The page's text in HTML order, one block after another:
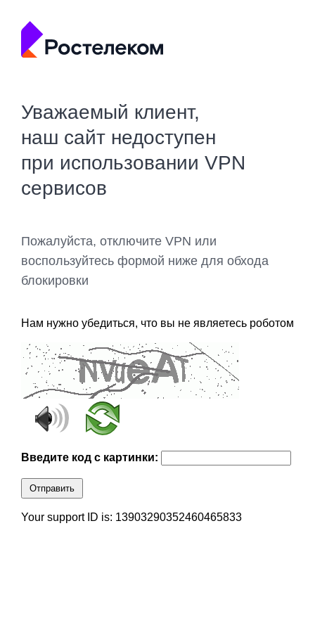
Уважаемый клиент,
наш сайт недоступен
при использовании VPN
сервисов
Пожалуйста, отключите VPN или
воспользуйтесь формой ниже для обхода
блокировки
Нам нужно убедиться, что вы не являетесь роботом
Введите код с картинки:
Отправить
Your support ID is: 13903290352460465833